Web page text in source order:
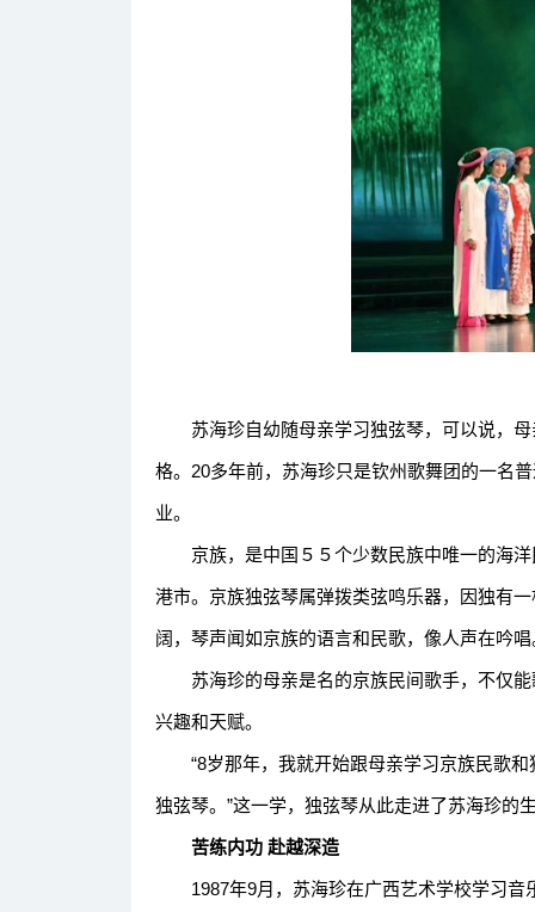
苏海珍自幼随母亲学习独弦琴，可以说，母
格。20多年前，苏海珍只是钦州歌舞团的一名
业。
京族，是中国５５个少数民族中唯一的海洋
港市。京族独弦琴属弹拨类弦鸣乐器，因独有
阔，琴声闻如京族的语言和民歌，像人声在吟唱
苏海珍的母亲是名的京族民间歌手，不仅能
兴趣和天赋。
“8岁那年，我就开始跟母亲学习京族民歌和
独弦琴。”这一学，独弦琴从此走进了苏海珍的
苦练内功 赴越深造
1987年9月，苏海珍在广西艺术学校学习音